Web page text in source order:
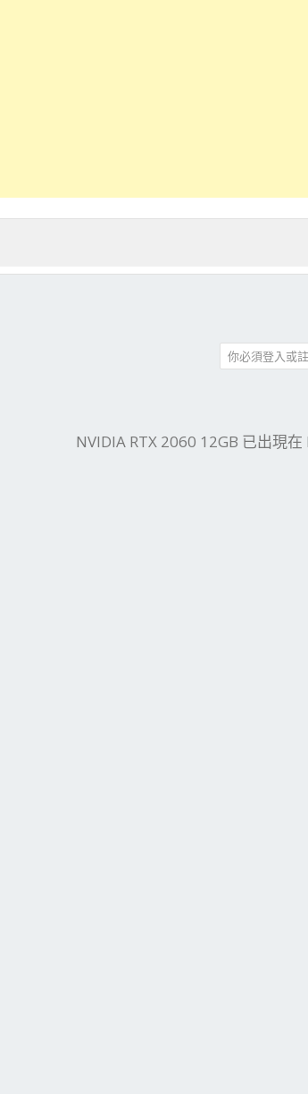
你必須登入或
NVIDIA RTX 2060 12GB 已出現在